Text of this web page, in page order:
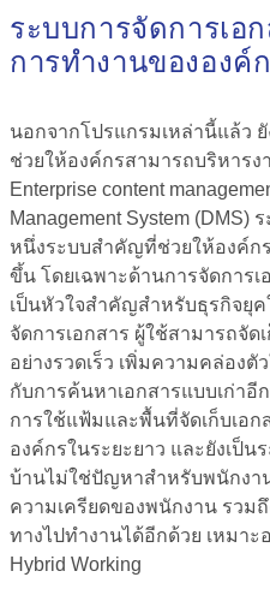
ระบบการจัดการเอ
การทำงานขององค์
นอกจากโปรแกรมเหล่านี้แล้ว
ช่วยให้องค์กรสามารถบริหาร
Enterprise content
Management System (DMS)
หนึ่งระบบสำคัญที่ช่วยให้องค์ก
ขึ้น โดยเฉพาะด้านการจัดการ
เป็นหัวใจสำคัญสำหรับธุรกิจยุ
จัดการเอกสาร ผู้ใช้สามารถจัด
อย่างรวดเร็ว เพิ่มความคล่องตั
กับการค้นหาเอกสารแบบเก่าอี
การใช้แฟ้มและพื้นที่จัดเก็บเอก
องค์กรในระยะยาว และยังเป็
บ้านไม่ใช่ปัญหาสำหรับพนักงา
ความเครียดของพนักงาน รวม
ทางไปทำงานได้อีกด้วย เหมา
Hybrid Working